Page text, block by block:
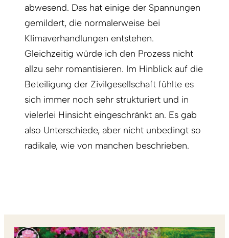
abwesend. Das hat einige der Spannungen
gemildert, die normalerweise bei
Klimaverhandlungen entstehen.
Gleichzeitig würde ich den Prozess nicht
allzu sehr romantisieren. Im Hinblick auf die
Beteiligung der Zivilgesellschaft fühlte es
sich immer noch sehr strukturiert und in
vielerlei Hinsicht eingeschränkt an. Es gab
also Unterschiede, aber nicht unbedingt so
radikale, wie von manchen beschrieben.